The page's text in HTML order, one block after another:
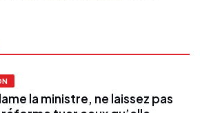
la ministre, ne laissez pas